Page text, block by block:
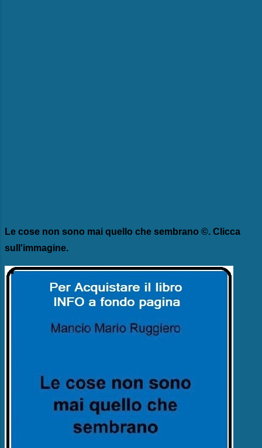
Le cose non sono mai quello che sembrano ©. Clicca
sull'immagine.